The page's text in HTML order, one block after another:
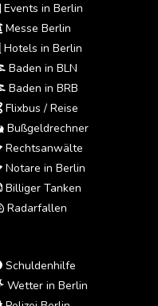
Events in Berlin
Messe Berlin
Hotels in Berlin
Baden in BLN
Baden in BRB
Flixbus / Reise
Bußgeldrechner
Rechtsanwälte
Notare in Berlin
Billiger Tanken
Radarfallen
Schuldenhilfe
Wetter in Berlin